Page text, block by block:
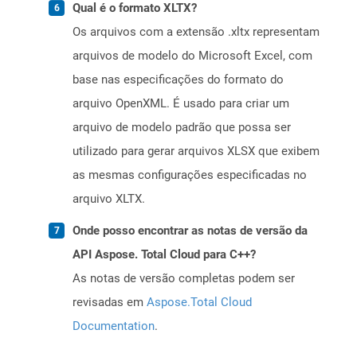
Qual é o formato XLTX?
Os arquivos com a extensão .xltx representam
arquivos de modelo do Microsoft Excel, com
base nas especificações do formato do
arquivo OpenXML. É usado para criar um
arquivo de modelo padrão que possa ser
utilizado para gerar arquivos XLSX que exibem
as mesmas configurações especificadas no
arquivo XLTX.
Onde posso encontrar as notas de versão da
API Aspose. Total Cloud para C++?
As notas de versão completas podem ser
revisadas em Aspose.Total Cloud
Documentation.